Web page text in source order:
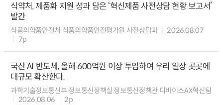
식약처, 제품화 지원 성과 담은 ‘혁신제품 사전상담 현황 보고서’
발간
식품의약품안전처 식품의약품안전평가원 사전상담과
2026.08.07
7p
국산 AI 반도체, 올해 600억원 이상 투입하여 우리 일상 곳곳에
대규모 확산한다.
과학기술정보통신부 정보통신정책실 정보통신정책관 디바이스AX혁신팀
2026.08.06
2p